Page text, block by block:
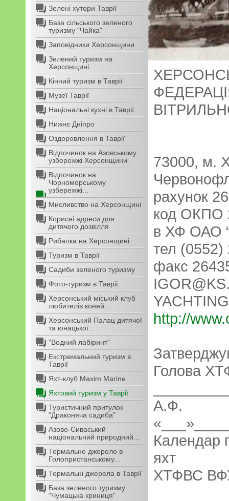
Зелені хутори Таврії
База сільського зеленого
туризму "Чайка"
Заповідники Херсонщини
Зелений туризм на
Херсонщині
Кінний туризм в Таврії
Музеї Таврії
Національні кухні в Таврії.
Нижнє Дніпро
Оздоровлення в Таврії
Відпочинок на Азовському
узбережжі Херсонщини
Відпочинок на
Чорноморському
узбережжі...
Мисливство на Херсонщині
Корисні адреси для
дитячого дозвілля
Рибалка на Херсонщині
Туризм в Таврії
Садиби зеленого туризму
Фото-туризм в Таврії
Херсонський міський клуб
любителів коней...
Херсонський Палац дитячої
та юнацької...
"Водний лабіринт"
Екстремальний туризм в
Таврії
Яхт-клуб Maxim Marine
Яхтовий туризм у Таврії
Туристичний притулок
"Драконяча садиба"
Азово-Сиваський
національний природний...
Термальне джерело в
Голопристанському...
Термальні джерела в Таврії
База зеленого туризму
"Чумацька криниця"
73000, м.
рахунок
код ОКПО
в ХФ ОАО
тел (0552)
факс
http://
Голова
А.Ф.
Календар
яхт
ХТФВС